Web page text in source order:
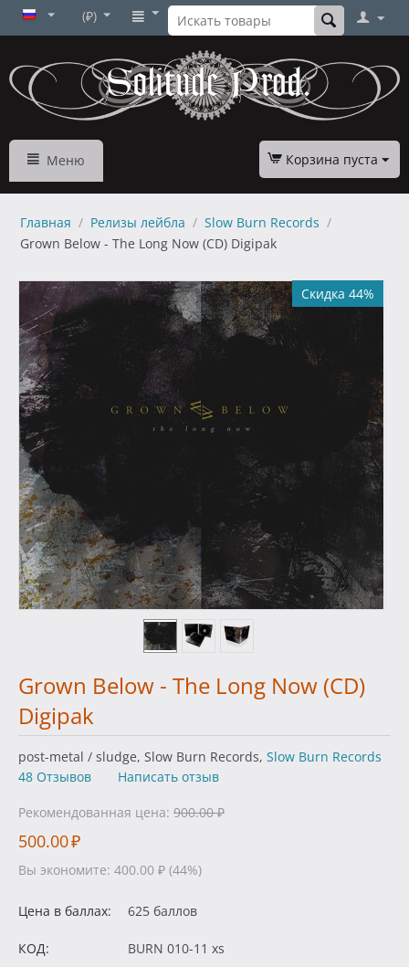
(₽)
Меню Корзина пуста
Главная / Релизы лейбла / Slow Burn Records /
Grown Below - The Long Now (CD) Digipak
Скидка 44%
Grown Below - The Long Now (CD)
Digipak
post-metal / sludge, Slow Burn Records, Slow Burn Records
48 Отзывов
Написать отзыв
Рекомендованная цена: 900.00 ₽
500.00₽
Вы экономите: 400.00 ₽ (44%)
Цена в баллах: 625 баллов
КОД:
BURN 010-11 xs